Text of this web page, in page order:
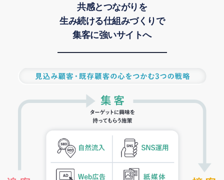
共感とつながりを
生み続ける仕組みづくりで
集客に強いサイトへ